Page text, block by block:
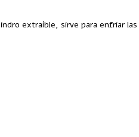
extraíble, sirve para enfriar